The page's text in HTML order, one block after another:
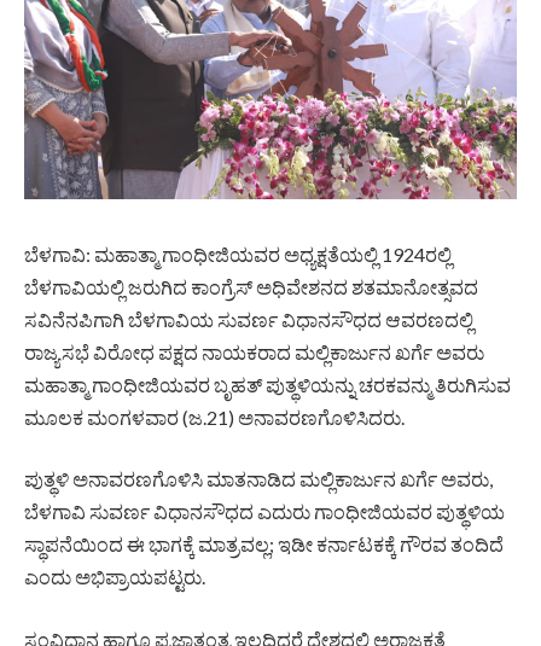
ಬೆಳಗಾವಿ: ಮಹಾತ್ಮಾ ಗಾಂಧೀಜಿಯವರ ಅಧ್ಯಕ್ಷತೆಯಲ್ಲಿ 1924ರಲ್ಲಿ
ಬೆಳಗಾವಿಯಲ್ಲಿ ಜರುಗಿದ ಕಾಂಗ್ರೆಸ್ ಅಧಿವೇಶನದ ಶತಮಾನೋತ್ಸವದ
ಸವಿನೆನಪಿಗಾಗಿ‌ ಬೆಳಗಾವಿಯ ಸುವರ್ಣ ವಿಧಾನಸೌಧದ ಆವರಣದಲ್ಲಿ
ರಾಜ್ಯಸಭೆ ವಿರೋಧ ಪಕ್ಷದ ನಾಯಕರಾದ ಮಲ್ಲಿಕಾರ್ಜುನ ಖರ್ಗೆ ಅವರು
ಮಹಾತ್ಮಾ ಗಾಂಧೀಜಿಯವರ ಬೃಹತ್ ಪುತ್ಥಳಿಯನ್ನು ಚರಕವನ್ಮು ತಿರುಗಿಸುವ
ಮೂಲಕ ಮಂಗಳವಾರ (ಜ.21) ಅನಾವರಣಗೊಳಿಸಿದರು.
ಪುತ್ಥಳಿ ಅನಾವರಣಗೊಳಿಸಿ ಮಾತನಾಡಿದ ಮಲ್ಲಿಕಾರ್ಜುನ‌ ಖರ್ಗೆ ಅವರು,
ಬೆಳಗಾವಿ ಸುವರ್ಣ ವಿಧಾನಸೌಧದ ಎದುರು ಗಾಂಧೀಜಿಯವರ ಪುತ್ಥಳಿಯ
ಸ್ಥಾಪನೆಯಿಂದ ಈ ಭಾಗಕ್ಕೆ ಮಾತ್ರವಲ್ಲ; ಇಡೀ‌ ಕರ್ನಾಟಕಕ್ಕೆ‌ ಗೌರವ ತಂದಿದೆ
ಎಂದು ಅಭಿಪ್ರಾಯಪಟ್ಟರು.
ಸಂವಿಧಾನ ಹಾಗೂ ಪ್ರಜಾತಂತ್ರ ಇಲ್ಲದಿದ್ದರೆ‌ ದೇಶದಲ್ಲಿ ಅರಾಜಕತೆ